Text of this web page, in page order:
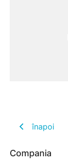
înapoi
Compania